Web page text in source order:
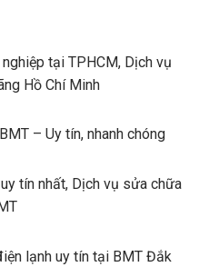
tại TPHCM, Dịch vụ
Hồ Chí Minh
– Uy tín, nhanh chóng
tín nhất, Dịch vụ sửa chữa
lạnh uy tín tại BMT Đắk